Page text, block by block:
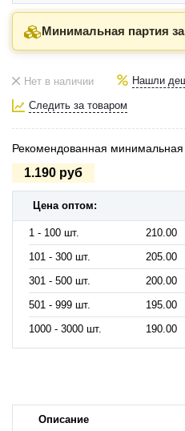
Минимальная партия
Нет в наличии Нашли
Следить за товаром
Рекомендованная минимальная
1.190 руб
Цена оптом:
1 - 100 шт.
210.00
101 - 300 шт.
205.00
301 - 500 шт.
200.00
501 - 999 шт.
195.00
1000 - 3000 шт.
190.00
Описание